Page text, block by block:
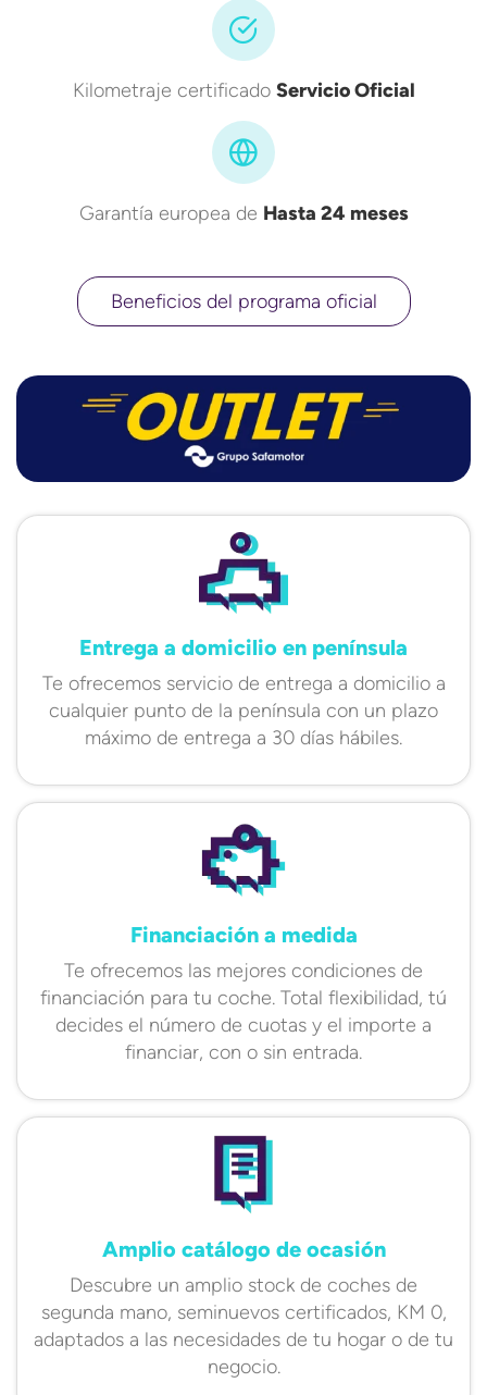
Kilometraje certificado Servicio Oficial
Garantía europea de Hasta 24 meses
Beneficios del programa oficial
Entrega a domicilio en península
Te ofrecemos servicio de entrega a domicilio a
cualquier punto de la península con un plazo
máximo de entrega a 30 días hábiles.
Financiación a medida
Te ofrecemos las mejores condiciones de
financiación para tu coche. Total flexibilidad, tú
decides el número de cuotas y el importe a
financiar, con o sin entrada.
Amplio catálogo de ocasión
Descubre un amplio stock de coches de
segunda mano, seminuevos certificados, KM 0,
adaptados a las necesidades de tu hogar o de tu
negocio.